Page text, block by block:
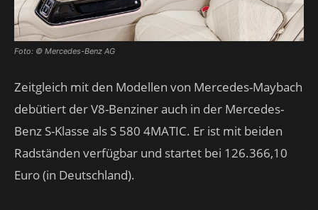
Foto: © Mercedes-Benz AG
Zeitgleich mit den Modellen von Mercedes-Maybach
debütiert der V8-Benziner auch in der Mercedes-
Benz S-Klasse als S 580 4MATIC. Er ist mit beiden
Radständen verfügbar und startet bei 126.366,10
Euro (in Deutschland).